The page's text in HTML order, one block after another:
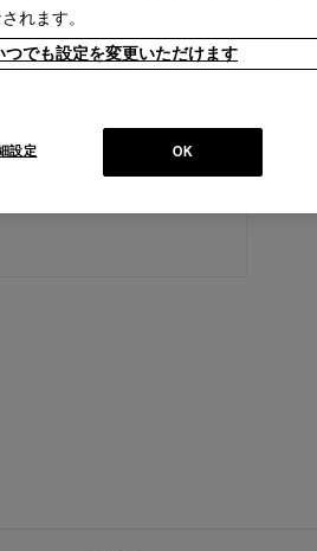
れます。
つでも設定を変更いただけます
OK
設定